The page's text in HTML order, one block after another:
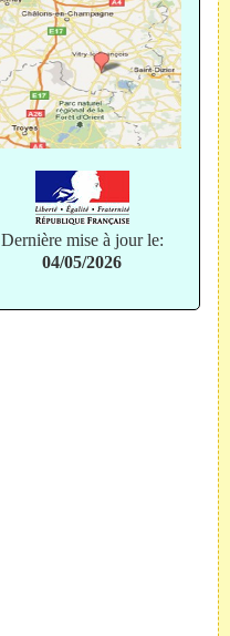
Dernière mise à jour le:
04/05/2026